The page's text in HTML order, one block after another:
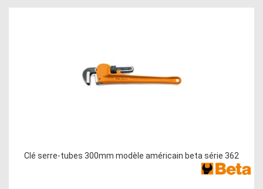
Clé serre-tubes 300mm modèle américain beta série 362